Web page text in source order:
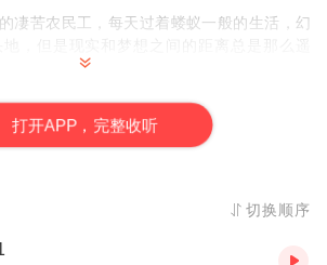
凄苦农民工，每天过着蝼蚁一般的生活，幻
潜力，我看好你哟。”
了一名玩家，从此驰骋天下。
签约作者，作品包括:《网游之剑道苍穹》、
打开APP，完整收听
切换顺序